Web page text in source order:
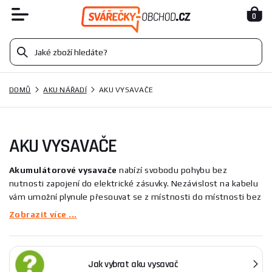
0
DOMŮ AKU NÁŘADÍ AKU VYSAVAČE
AKU VYSAVAČE
Akumulátorové vysavače nabízí svobodu pohybu bez
nutnosti zapojení do elektrické zásuvky. Nezávislost na kabelu
vám umožní plynule přesouvat se z místnosti do místnosti bez
nutnosti přepojování. Ať už je váš domov malý nebo rozlehlý, s
akumulátoru.
Doba provozu a nabíjení:
Zobrazit více ...
Jak vybrat aku vysavač